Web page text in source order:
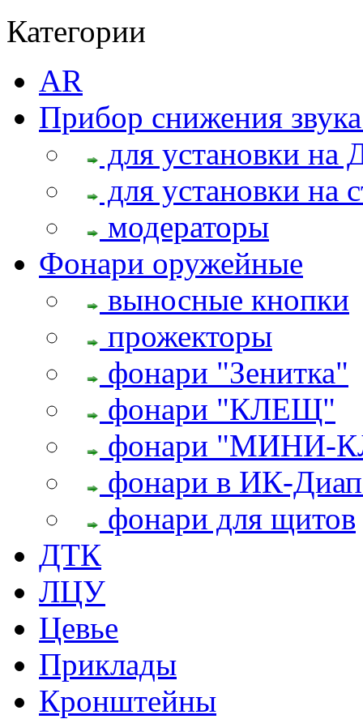
Категории
AR
Прибор снижения
для установки на
для установки на
модераторы
Фонари оружейные
выносные кнопки
прожекторы
фонари "Зенитка"
фонари "КЛЕЩ"
фонари "МИНИ-
фонари в ИК-
фонари для щитов
ДТК
ЛЦУ
Цевье
Приклады
Кронштейны